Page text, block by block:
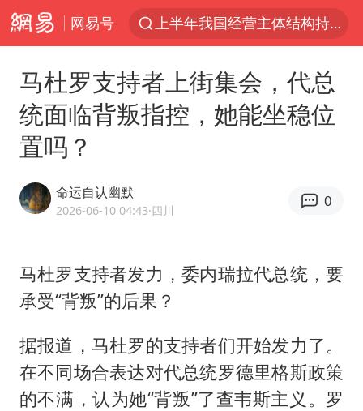
网易号
上半年我国经营主体结构持续优化
上海全域长途客运班次全部停运
今日15时起福州地铁高架区段停运
王艺迪2-4不敌张本美和止步4强
上门女婿出轨女邻居多年被判重婚罪
王传君 《披荆斩棘》
2025年小学教师减少13.19万
王艺迪无缘横滨赛决赛
泰国：高度重视中国游客旅游体验
马杜罗支持者上街集会，代总
统面临背叛指控，她能坐稳位
置吗？
命运自认幽默
2026-06-10 04:43·四川
0
马杜罗支持者发力，委内瑞拉代总统，要
承受“背叛”的后果？
据报道，马杜罗的支持者们开始发力了。
在不同场合表达对代总统罗德里格斯政策
的不满，认为她“背叛”了查韦斯主义。罗